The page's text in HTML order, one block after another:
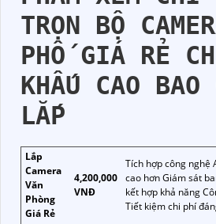
TRỌN BỘ
PHỐ GIÁ RẺ
KHẤU CAO BAO
LẮP
Lắp
Camera
Văn
Phòng
Giá Rẻ
4,200,000
VNĐ
Tích hợp công nghệ
cao hơn Giám sát
kết hợp khả năng
Tiết kiệm chi phí